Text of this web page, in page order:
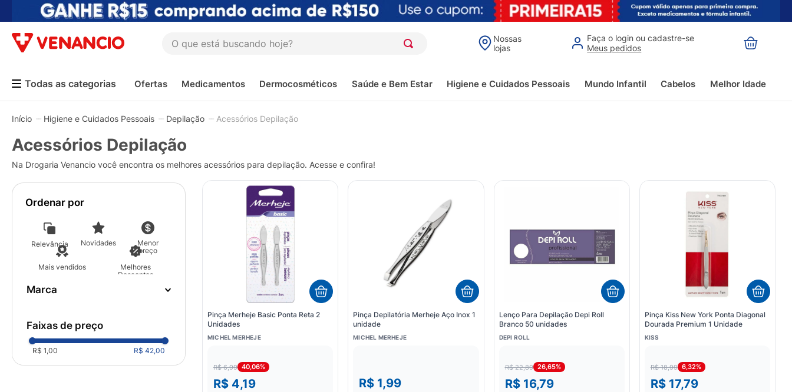
O que está buscando hoje?
Nossas
lojas
Faça o login ou cadastre-se
Meus pedidos
Ofertas Medicamentos Dermocosméticos Saúde e Bem Estar Higiene e Cuidados Pessoais Mundo Infantil Cabelos Melhor Idade
Higiene e Cuidados Pessoais Depilação Acessórios Depilação
Acessórios Depilação
Na Drogaria Venancio você encontra os melhores acessórios para depilação. Acesse e confira!
Ordenar por
Relevância Novidades
Menor
preço
Mais vendidos
Melhores
Descontos
marca
TRAMONTINA
MICHEL MERHEJE (2)
KISS (2)
faixas de preço
R$ 1,00 R$ 42,00
Pinça Merheje Basic Ponta Reta 2
Unidades
MICHEL MERHEJE
R$ 6,99 40,06%
R$ 4,19
Pinça Depilatória Merheje Aço Inox 1
unidade
MICHEL MERHEJE
R$ 1,99
Lenço Para Depilação Depi Roll
Branco 50 unidades
DEPI ROLL
R$ 22,89 26,65%
R$ 16,79
Pinça Kiss New York Ponta Diagonal
Dourada Premium 1 Unidade
KISS
R$ 18,99 6,32%
R$ 17,79
1º
coristina
admuc
4º
fly gotas
5º
protetor solar
sabonete liquido
esmalte
lenço umedecido
º fralda